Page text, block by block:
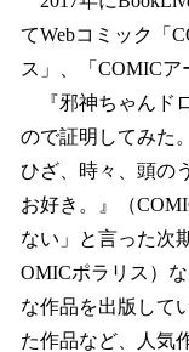
てWebコミック「
ス」、「COMICア
『邪神ちゃんド
ので証明してみた
ひざ、時々、頭の
お好き。』（
ない」と言った次
OMICポラリス）
な作品を出版して
た作品など、人気